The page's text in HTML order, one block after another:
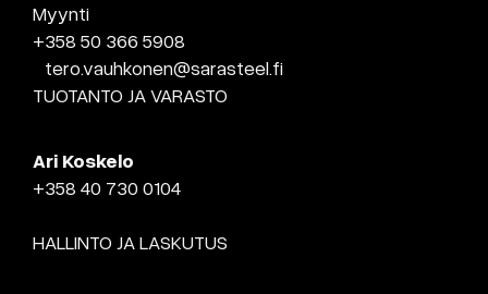
Myynti
+358 50 366 5908
tero.vauhkonen@sarasteel.fi
TUOTANTO JA VARASTO
Ari Koskelo
+358 40 730 0104
HALLINTO JA LASKUTUS